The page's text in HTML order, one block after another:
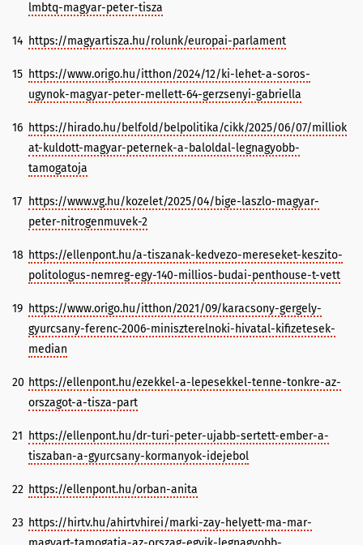
lmbtq-magyar-peter-tisza
14 https://magyartisza.hu/rolunk/europai-parlament
15 https://www.origo.hu/itthon/2024/12/ki-lehet-a-soros-
ugynok-magyar-peter-mellett-64-gerzsenyi-gabriella
16 https://hirado.hu/belfold/belpolitika/cikk/2025/06/07/milliok
at-kuldott-magyar-peternek-a-baloldal-legnagyobb-
tamogatoja
17 https://www.vg.hu/kozelet/2025/04/bige-laszlo-magyar-
peter-nitrogenmuvek-2
18 https://ellenpont.hu/a-tiszanak-kedvezo-mereseket-keszito-
politologus-nemreg-egy-140-millios-budai-penthouse-t-vett
19 https://www.origo.hu/itthon/2021/09/karacsony-gergely-
gyurcsany-ferenc-2006-miniszterelnoki-hivatal-kifizetesek-
median
20 https://ellenpont.hu/ezekkel-a-lepesekkel-tenne-tonkre-az-
orszagot-a-tisza-part
21 https://ellenpont.hu/dr-turi-peter-ujabb-sertett-ember-a-
tiszaban-a-gyurcsany-kormanyok-idejebol
22 https://ellenpont.hu/orban-anita
23 https://hirtv.hu/ahirtvhirei/marki-zay-helyett-ma-mar-